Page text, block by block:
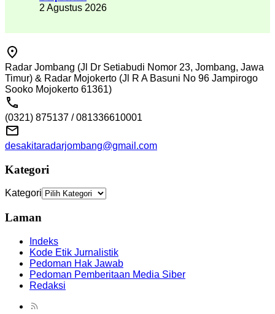
2 Agustus 2026
Radar Jombang (Jl Dr Setiabudi Nomor 23, Jombang, Jawa
Timur) & Radar Mojokerto (Jl R A Basuni No 96 Jampirogo
Sooko Mojokerto 61361)
(0321) 875137 / 081336610001
desakitaradarjombang@gmail.com
Kategori
Kategori
Laman
Indeks
Kode Etik Jurnalistik
Pedoman Hak Jawab
Pedoman Pemberitaan Media Siber
Redaksi